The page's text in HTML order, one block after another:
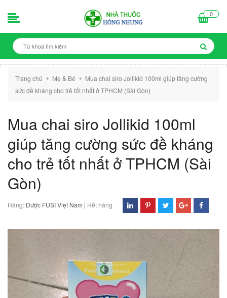
0
Trang chủ + Mẹ & Bé +
Mua chai siro Jollikid 100ml giúp tăng cường
sức đề kháng cho trẻ tốt nhất ở TPHCM (Sài Gòn)
Mua chai siro Jollikid 100ml
giúp tăng cường sức đề kháng
cho trẻ tốt nhất ở TPHCM (Sài
Gòn)
Hãng: Dược FUSI Việt Nam | Hết hàng